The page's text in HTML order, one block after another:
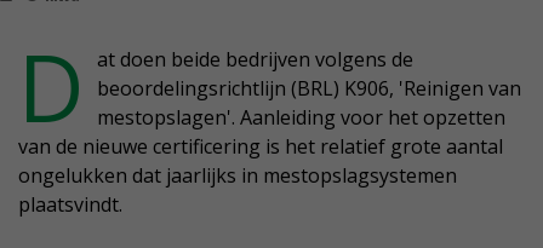
D
at doen beide bedrijven volgens de
beoordelingsrichtlijn (BRL) K906, 'Reinigen van
mestopslagen'. Aanleiding voor het opzetten
van de nieuwe certificering is het relatief grote aantal
ongelukken dat jaarlijks in mestopslagsystemen
plaatsvindt.